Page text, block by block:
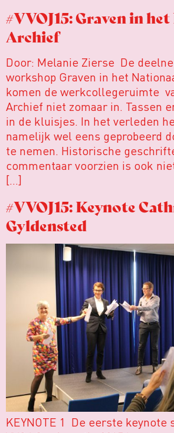
#VVOJ15: Graven in
Archief
Door: Melanie Zierse De
workshop Graven in het
komen de werkcollegeruimte
Archief niet zomaar in. Tassen
in de kluisjes. In het verleden
namelijk wel eens geprobeerd
te nemen. Historische
commentaar voorzien is ook
[…]
#VVOJ15: Keynote
Gyldensted
KEYNOTE 1 De eerste keynote